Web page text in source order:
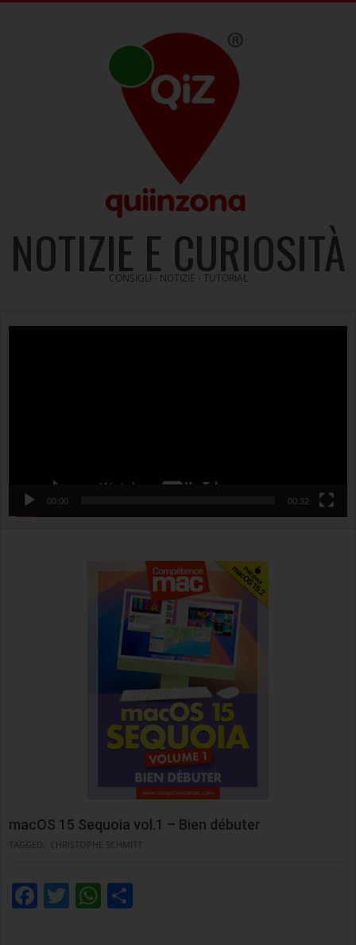
NOTIZIE E CURIOSITÀ
CONSIGLI - NOTIZIE - TUTORIAL
00:00 00:32
macOS 15 Sequoia vol.1 – Bien débuter
TAGGED: CHRISTOPHE SCHMITT
Facebook
TwitterWhatsApp